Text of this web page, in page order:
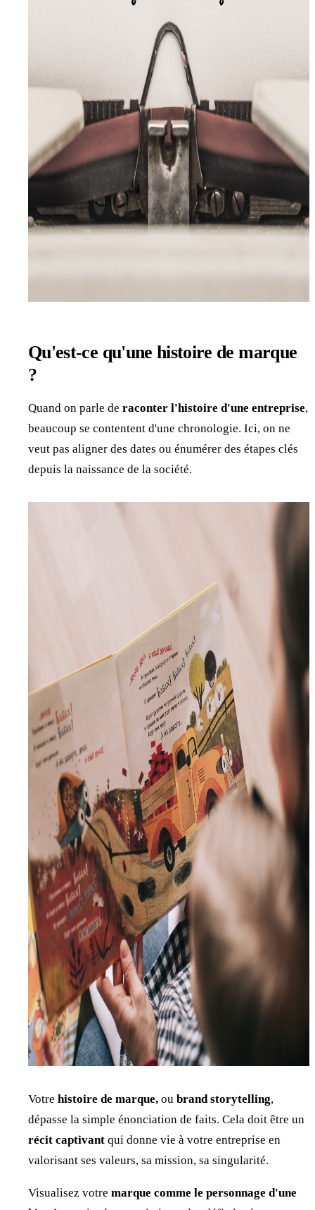
Qu'est-ce qu'une histoire de marque
?
Quand on parle de raconter l'histoire d'une entreprise,
beaucoup se contentent d'une chronologie. Ici, on ne
veut pas aligner des dates ou énumérer des étapes clés
depuis la naissance de la société.
Votre histoire de marque, ou brand storytelling,
dépasse la simple énonciation de faits. Cela doit être un
récit captivant qui donne vie à votre entreprise en
valorisant ses valeurs, sa mission, sa singularité.
Visualisez votre marque comme le personnage d'une